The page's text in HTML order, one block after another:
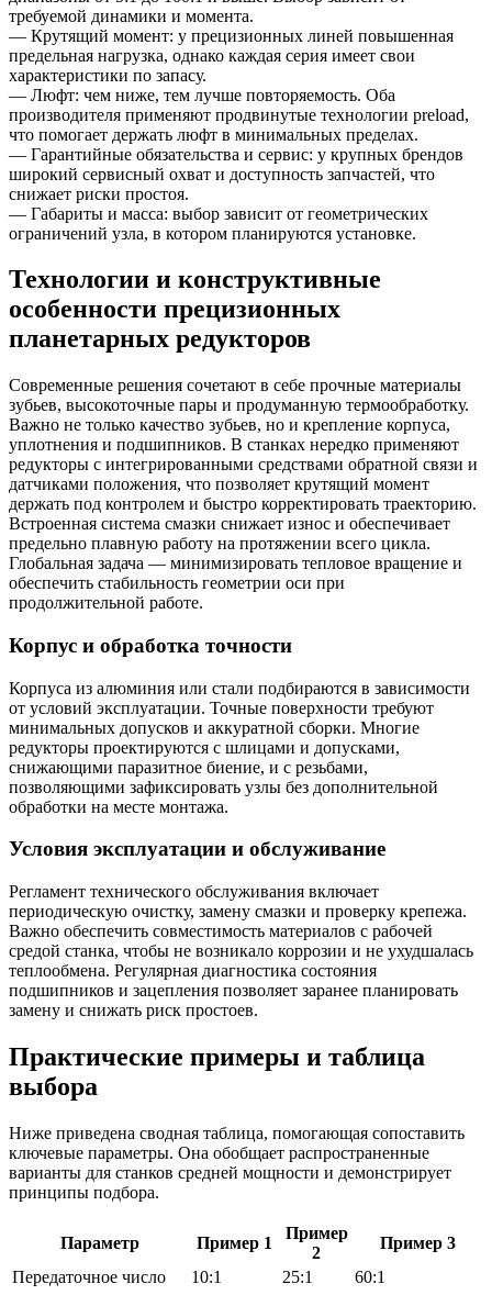
требуемой динамики и момента.
— Крутящий момент: у прецизионных линей повышенная
предельная нагрузка, однако каждая серия имеет свои
характеристики по запасу.
— Люфт: чем ниже, тем лучше повторяемость. Оба
производителя применяют продвинутые технологии preload,
что помогает держать люфт в минимальных пределах.
— Гарантийные обязательства и сервис: у крупных брендов
широкий сервисный охват и доступность запчастей, что
снижает риски простоя.
— Габариты и масса: выбор зависит от геометрических
ограничений узла, в котором планируются установке.
Технологии и конструктивные
особенности прецизионных
планетарных редукторов
Современные решения сочетают в себе прочные материалы
зубьев, высокоточные пары и продуманную термообработку.
Важно не только качество зубьев, но и крепление корпуса,
уплотнения и подшипников. В станках нередко применяют
редукторы с интегрированными средствами обратной связи и
датчиками положения, что позволяет крутящий момент
держать под контролем и быстро корректировать траекторию.
Встроенная система смазки снижает износ и обеспечивает
предельно плавную работу на протяжении всего цикла.
Глобальная задача — минимизировать тепловое вращение и
обеспечить стабильность геометрии оси при
продолжительной работе.
Корпус и обработка точности
Корпуса из алюминия или стали подбираются в зависимости
от условий эксплуатации. Точные поверхности требуют
минимальных допусков и аккуратной сборки. Многие
редукторы проектируются с шлицами и допусками,
снижающими паразитное биение, и с резьбами,
позволяющими зафиксировать узлы без дополнительной
обработки на месте монтажа.
Условия эксплуатации и обслуживание
Регламент технического обслуживания включает
периодическую очистку, замену смазки и проверку крепежа.
Важно обеспечить совместимость материалов с рабочей
средой станка, чтобы не возникало коррозии и не ухудшалась
теплообмена. Регулярная диагностика состояния
подшипников и зацепления позволяет заранее планировать
замену и снижать риск простоев.
Практические примеры и таблица
выбора
Ниже приведена сводная таблица, помогающая сопоставить
ключевые параметры. Она обобщает распространенные
варианты для станков средней мощности и демонстрирует
принципы подбора.
Параметр Пример 1
Пример
2
Пример 3
Передаточное число
10:1 25:1
60:1